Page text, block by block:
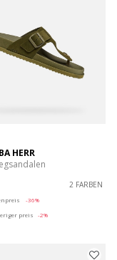
HERR
2 FARBEN
-36%
preis -2%